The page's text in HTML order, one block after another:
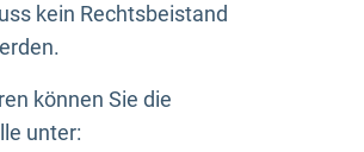
kein Rechtsbeistand
können Sie die
unter: